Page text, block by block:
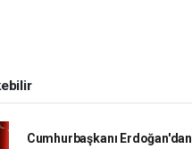
Cumhurbaşkanı Erdoğan'dan